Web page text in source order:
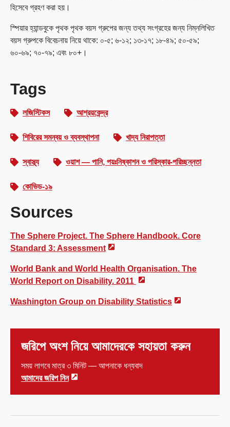
হিসেবে গ্রহণ করা হয়।
স্পিয়ার হ্যান্ডবুকে পৃথক পৃথক বয়স গ্রুপের জন্য তথ্য সংগ্রহের জন্য নিম্নলিখিত
বয়স গ্রুপকে বিবেচনায় নিয়ে থাকে: ০-৫; ৬-১২; ১৩-১৭; ১৮-৪৯; ৫০-৫৯;
৬০-৬৯; ৭০-৭৯; এবং ৮০+।
Tags
লজিস্টিকস আশ্রয়কেন্দ্র
শিবিরের সমন্বয় ও ব্যবস্থাপনা খাদ্য নিরাপত্তা
স্বাস্থ্য ওয়াশ — পানি, পয়ঃনিষ্কাশন ও পরিস্কার-পরিচ্ছন্নতা
কোভিড-১৯
Sources
The Sphere Project. The Sphere Handbook. Core
Standard 3: Assessment
World Bank and World Health Organisation. The
World Report on Disability. 2011
Washington Group on Disability Statistics
জরিপে অংশ নিয়ে আমাদেরকে সহায়তা করুন
সময় লাগবে মাত্র ৩ মিনিট — আপনাকে ধন্যবাদ
আমাদের জরিপ নিন